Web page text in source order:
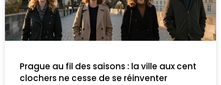
Prague au fil des saisons : la ville aux cent
clochers ne cesse de se réinventer